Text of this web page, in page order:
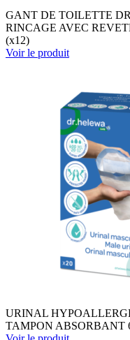
GANT DE TOILETTE
RINCAGE AVEC
(x12)
Voir le produit
URINAL
TAMPON ABSORBANT